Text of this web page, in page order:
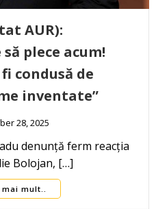
AUR):
plece acum!
condusă de
inventate”
28, 2025
denunță ferm reacția
Bolojan, […]
mai mult..